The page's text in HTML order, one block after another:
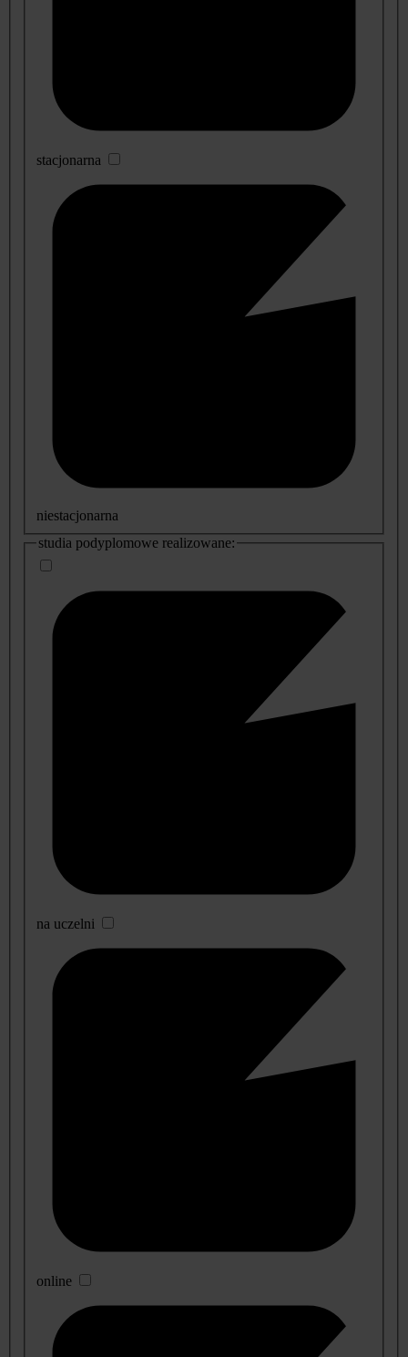
stacjonarna
niestacjonarna
studia podyplomowe realizowane:
na uczelni
online